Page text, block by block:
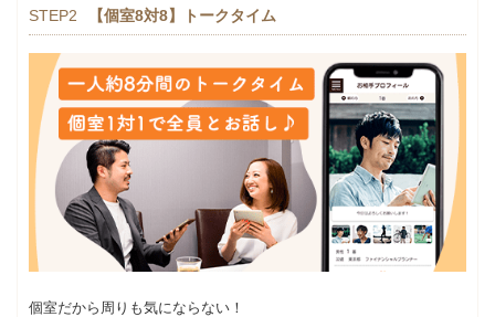
STEP2 【個室8対8】トークタイム
個室だから周りも気にならない！